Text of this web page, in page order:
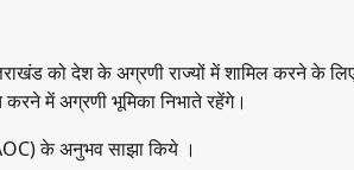
को देश के अग्रणी राज्यों में शामिल करने के लिए
में अग्रणी भूमिका निभाते रहेंगे।
के अनुभव साझा किये ।